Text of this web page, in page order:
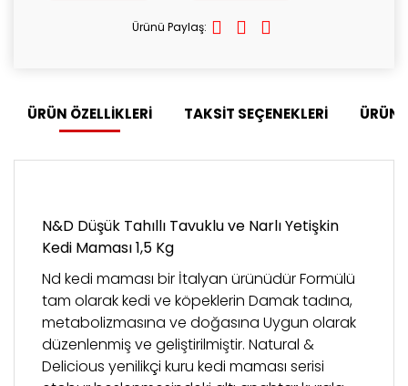
Ürünü Paylaş:
ÜRÜN ÖZELLİKLERİ TAKSİT SEÇENEKLERİ ÜRÜN
N&D Düşük Tahıllı Tavuklu ve Narlı Yetişkin
Kedi Maması 1,5 Kg
Nd kedi maması bir İtalyan ürünüdür Formülü
tam olarak kedi ve köpeklerin Damak tadına,
metabolizmasına ve doğasına Uygun olarak
düzenlenmiş ve geliştirilmiştir. Natural &
Delicious yenilikçi kuru kedi maması serisi